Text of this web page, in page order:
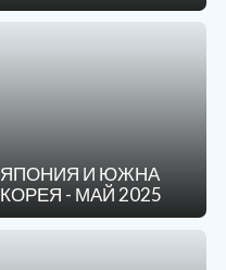
ЯПОНИЯ И ЮЖНА
КОРЕЯ - МАЙ 2025